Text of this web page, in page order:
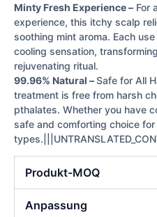
Minty Fresh Experience – For
experience, this itchy scalp
soothing mint aroma. Each
cooling sensation,
rejuvenating ritual.
99.96% Natural –Safe for All
treatment is free from harsh
pthalates. Whether you have
safe and comforting choice for
Produkt-MOQ
Anpassung